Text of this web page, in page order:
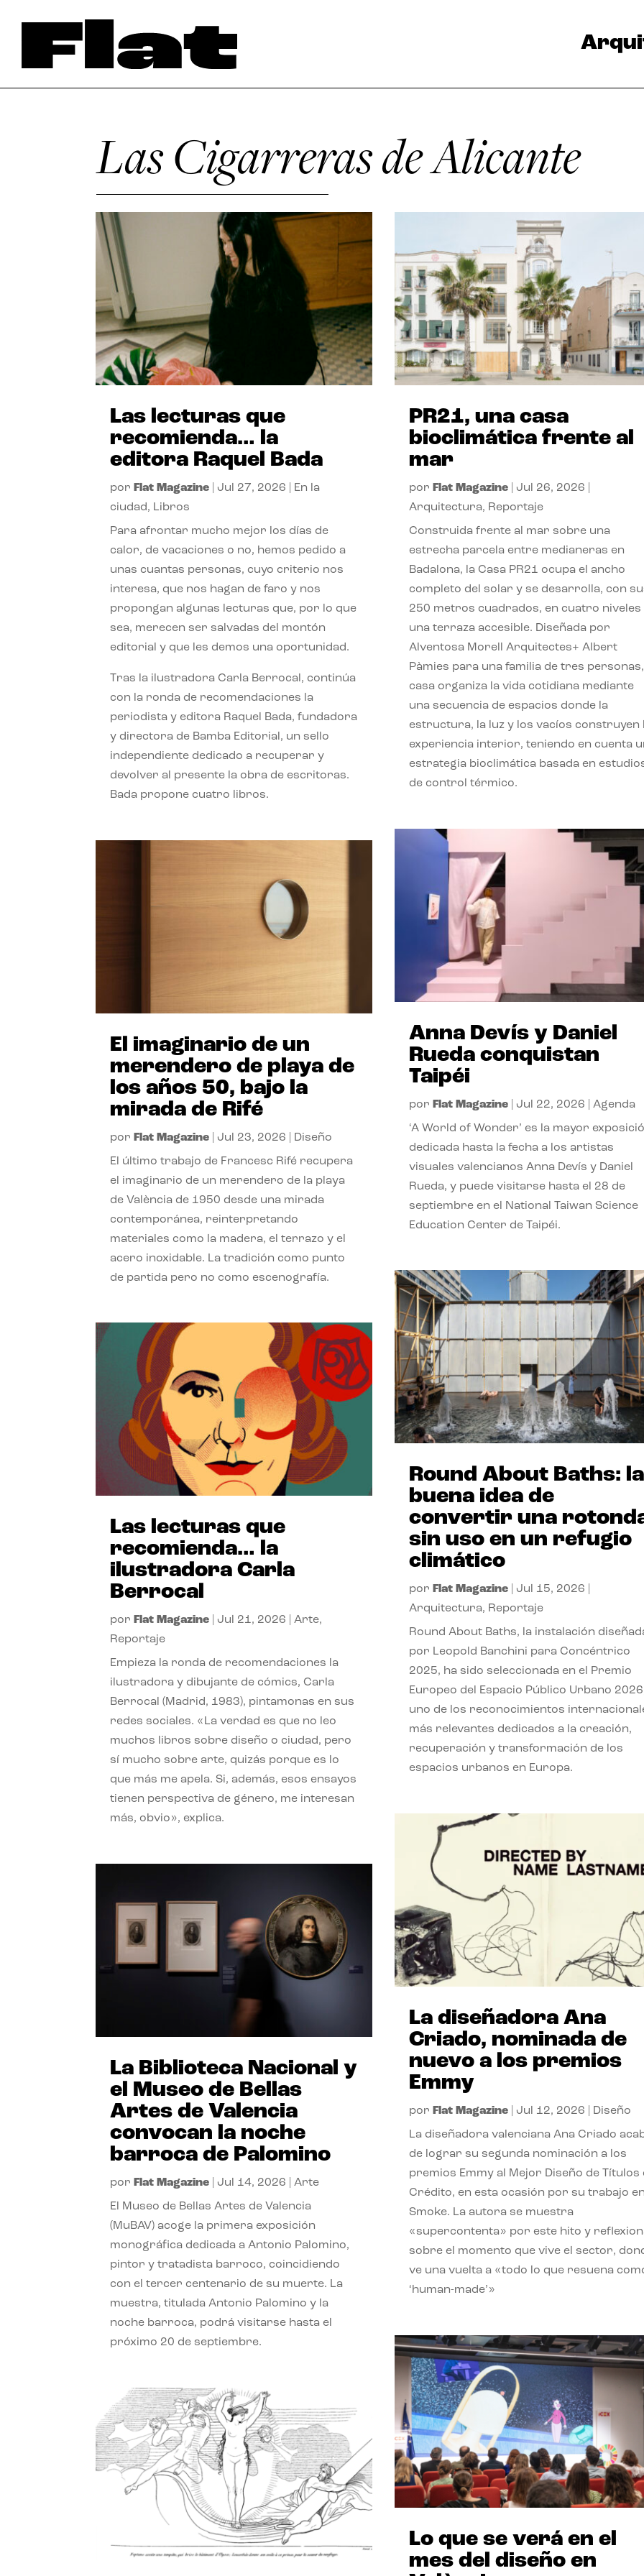
Las Cigarreras de Alicante
Las lecturas que
recomienda… la
editora Raquel Bada
por Flat Magazine Jul 27, 2026
En la
ciudad, Libros
Para afrontar mucho mejor los días de
calor, de vacaciones o no, hemos pedido a
unas cuantas personas, cuyo criterio nos
interesa, que nos hagan de faro y nos
propongan algunas lecturas que, por lo que
sea, merecen ser salvadas del montón
editorial y que les demos una oportunidad.
Tras la ilustradora Carla Berrocal, continúa
con la ronda de recomendaciones la
periodista y editora Raquel Bada, fundadora
y directora de Bamba Editorial, un sello
independiente dedicado a recuperar y
devolver al presente la obra de escritoras.
Bada propone cuatro libros.
El imaginario de un
merendero de playa de
los años 50, bajo la
mirada de Rifé
por Flat Magazine Jul 23, 2026 Diseño
El último trabajo de Francesc Rifé recupera
el imaginario de un merendero de la playa
de València de 1950 desde una mirada
contemporánea, reinterpretando
materiales como la madera, el terrazo y el
acero inoxidable. La tradición como punto
de partida pero no como escenografía.
Las lecturas que
recomienda… la
ilustradora Carla
Berrocal
por Flat Magazine Jul 21, 2026 |Arte,
Reportaje
Empieza la ronda de recomendaciones la
ilustradora y dibujante de cómics, Carla
Berrocal (Madrid, 1983), pintamonas en sus
redes sociales. «La verdad es que no leo
muchos libros sobre diseño o ciudad, pero
sí mucho sobre arte, quizás porque es lo
que más me apela. Si, además, esos ensayos
tienen perspectiva de género, me interesan
más, obvio», explica.
La Biblioteca Nacional y
el Museo de Bellas
Artes de Valencia
convocan la noche
barroca de Palomino
por Flat Magazine Jul 14, 2026 |Arte
El Museo de Bellas Artes de Valencia
(MuBAV) acoge la primera exposición
monográfica dedicada a Antonio Palomino,
pintor y tratadista barroco, coincidiendo
con el tercer centenario de su muerte. La
muestra, titulada Antonio Palomino y la
noche barroca, podrá visitarse hasta el
próximo 20 de septiembre.
PR21, una casa
bioclimática frente al
mar
por Flat Magazine| Jul 26, 2026
Arquitectura, Reportaje
Construida frente al mar sobre una
estrecha parcela entre medianeras en
Badalona, la Casa PR21 ocupa el ancho
completo del solar y se desarrolla, con
250 metros cuadrados, en cuatro niveles
una terraza accesible. Diseñada por
Alventosa Morell Arquitectes+ Albert
Pàmies para una familia de tres
casa organiza la vida cotidiana mediante
una secuencia de espacios donde la
estructura, la luz y los vacíos construyen
experiencia interior, teniendo en cuenta
estrategia bioclimática basada en
de control térmico.
Anna Devís y Daniel
Rueda conquistan
Taipéi
por Flat Magazine| Jul 22, 2026 Agenda
‘A World of Wonder’ es la mayor
dedicada hasta la fecha a los artistas
visuales valencianos Anna Devís y Daniel
Rueda, y puede visitarse hasta el 28 de
septiembre en el National Taiwan Science
Education Center de Taipéi.
Round About Baths: la
buena idea de
convertir una
sin uso en un refugio
climático
por Flat Magazine| Jul 15, 2026
Arquitectura, Reportaje
Round About Baths, la instalación
por Leopold Banchini para Concéntrico
2025, ha sido seleccionada en el Premio
Europeo del Espacio Público Urbano
uno de los reconocimientos
más relevantes dedicados a la creación,
recuperación y transformación de los
espacios urbanos en Europa.
La diseñadora Ana
Criado, nominada de
nuevo a los premios
Emmy
por Flat Magazine| Jul 12, 2026 Diseño
La diseñadora valenciana Ana Criado
de lograr su segunda nominación a los
premios Emmy al Mejor Diseño de Títulos
Crédito, en esta ocasión por su trabajo
Smoke. La autora se muestra
«supercontenta» por este hito y
sobre el momento que vive el sector,
ve una vuelta a «todo lo que resuena
‘human-made’»
Lo que se verá en el
mes del diseño en